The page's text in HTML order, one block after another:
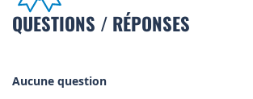
QUESTIONS / RÉPONSES
Aucune question